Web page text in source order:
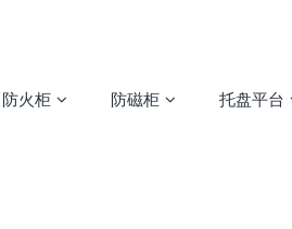
防火柜 防磁柜 托盘平台